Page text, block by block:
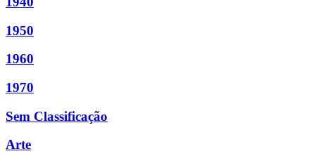
1950
1960
1970
Sem Classificação
Arte